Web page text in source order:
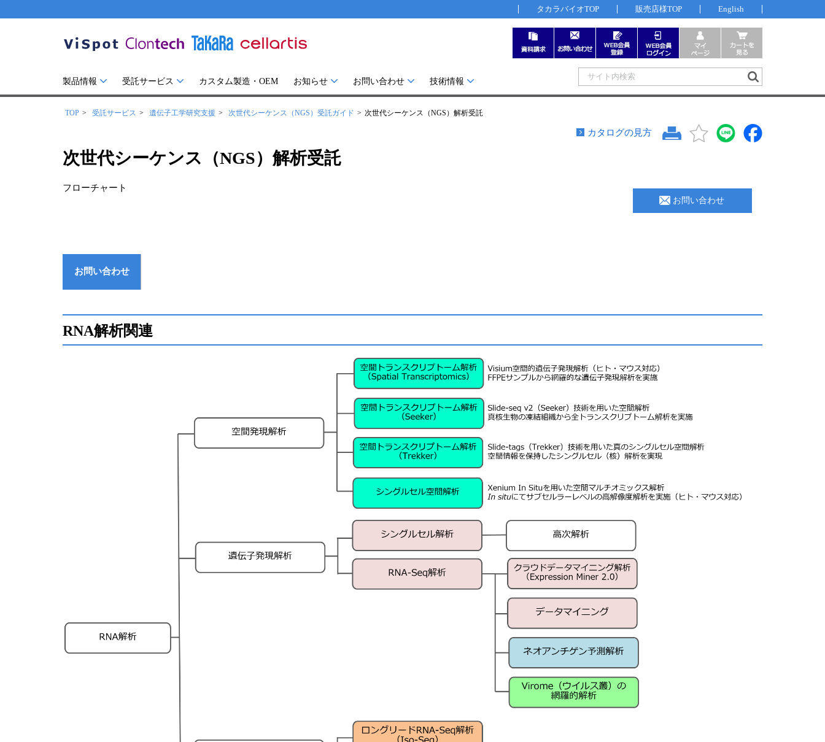
タカラバイオTOP 販売店様TOP English
製品情報 受託サービス カスタム製造・OEM お知らせ お問い合わせ 技術情報
TOP 受託サービス 遺伝子工学研究支援 次世代シーケンス（NGS）受託ガイド 次世代シーケンス（NGS）解析受託
カタログの見方
次世代シーケンス（NGS）解析受託
フローチャート
お問い合わせ
お問い合わせ
RNA解析関連